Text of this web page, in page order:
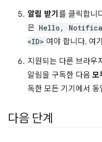
알림 받기 를 클릭합니
은 Hello,
<ID> 여야 합니다. 여
지원되는 다른 브라우
알림을 구독한 다음 모
독한 모든 기기에서
다음 단계